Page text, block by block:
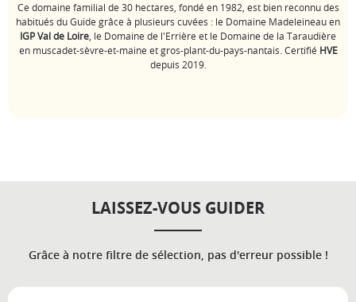
Ce domaine familial de 30 hectares, fondé en 1982, est bien reconnu des
habitués du Guide grâce à plusieurs cuvées : le Domaine Madeleineau en
IGP Val de Loire, le Domaine de l'Errière et le Domaine de la Taraudière
en muscadet-sèvre-et-maine et gros-plant-du-pays-nantais. Certifié HVE
depuis 2019.
LAISSEZ-VOUS GUIDER
Grâce à notre filtre de sélection, pas d'erreur possible !